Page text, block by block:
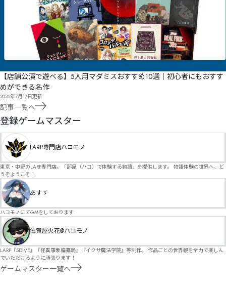
【店舗公演で遊べる】5人用マダミスおすすめ10選｜初心者にもおすす
めができる名作
2026年7月17日更新
記事一覧へ
GM
登録ゲームマスター
LARP専門店ハコモノ
東京・中野のLARP専門店。「部屋（ハコ）で体験する物語」を提供します。 物語体験の世界へ、ど
うぞようこそ！
あすゞ
ハコモノにてGMをしております
佐賀屋火花@ハコモノ
LARP『5DIVE』『怪異事象編纂局』『イクサ魔法学院』等制作。 作品ごとの世界観を全力で楽しん
でいただけるように頑張ります！
ゲームマスター一覧へ